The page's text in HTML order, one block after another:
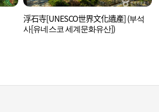
浮石寺[UNESCO世界文化遺產] (부석
사[유네스코 세계문화유산])